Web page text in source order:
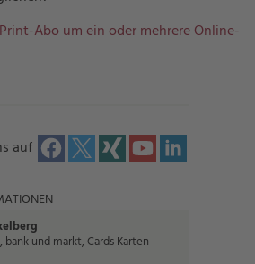
Abo um ein oder mehrere Online-
auf
und markt, Cards Karten